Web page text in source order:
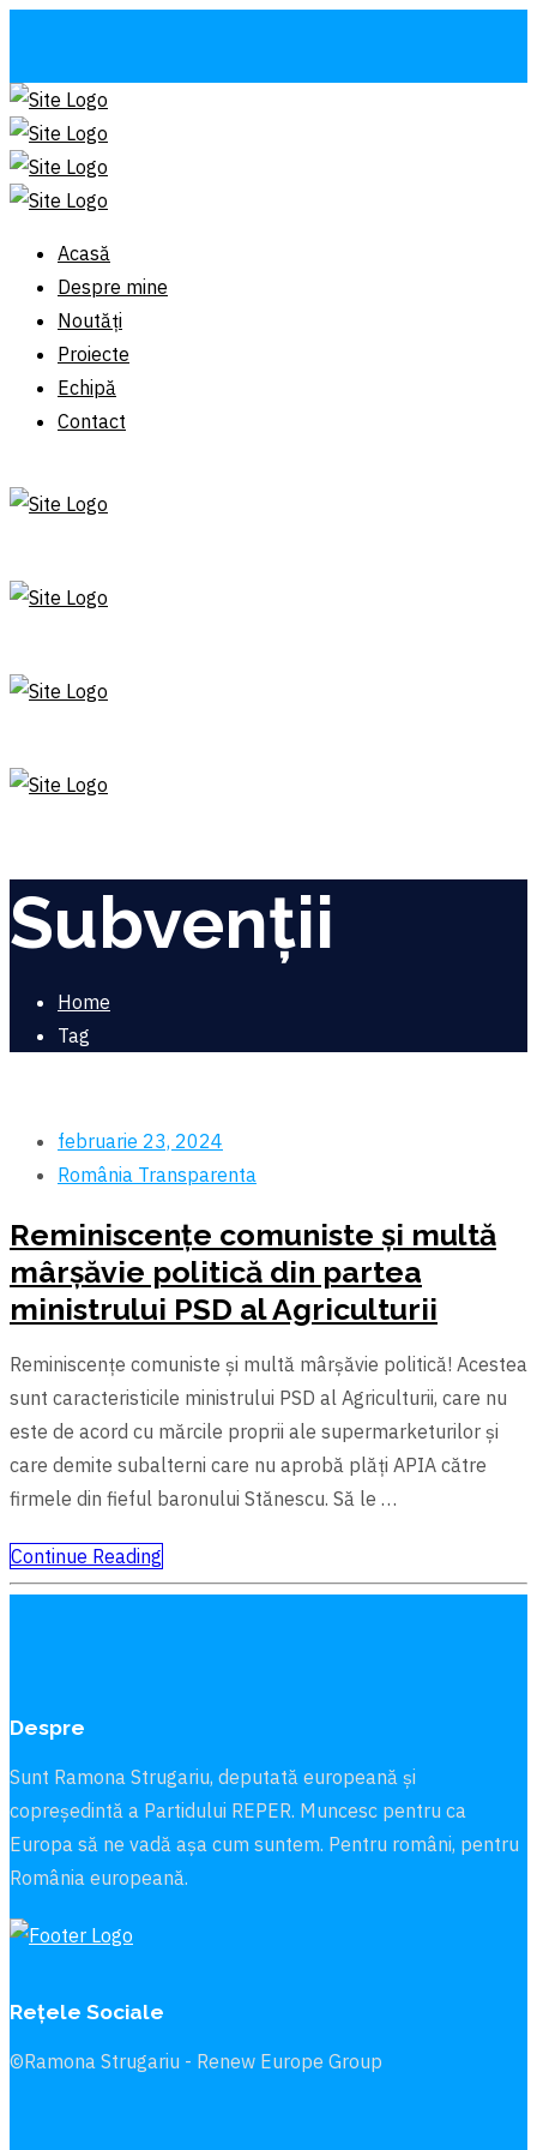
Acasă
Despre mine
Noutăți
Proiecte
Echipă
Contact
Subvenții
Home
Tag
februarie 23, 2024
România Transparenta
Reminiscențe comuniste și multă
mârșăvie politică din partea
ministrului PSD al Agriculturii
Reminiscențe comuniste și multă mârșăvie politică! Acestea
sunt caracteristicile ministrului PSD al Agriculturii, care nu
este de acord cu mărcile proprii ale supermarketurilor și
care demite subalterni care nu aprobă plăți APIA către
firmele din fieful baronului Stănescu. Să le …
Continue Reading
Despre
Sunt Ramona Strugariu, deputată europeană și
copreședintă a Partidului REPER. Muncesc pentru ca
Europa să ne vadă aşa cum suntem. Pentru români, pentru
România europeană.
Rețele Sociale
©Ramona Strugariu - Renew Europe Group